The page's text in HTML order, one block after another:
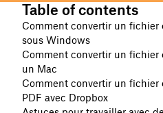
Table of contents
Comment convertir un fichier
sous Windows
Comment convertir un fichier
un Mac
Comment convertir un fichier
PDF avec Dropbox